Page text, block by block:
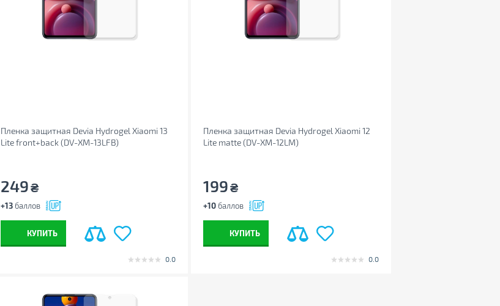
Пленка защитная Devia Hydrogel Xiaomi 13
Lite front+back (DV-XM-13LFB)
249₴
+13баллов
КУПИТЬ
0.0
Пленка защитная Devia Hydrogel Xiaomi 12
Lite matte (DV-XM-12LM)
199₴
+10 баллов
КУПИТЬ
0.0